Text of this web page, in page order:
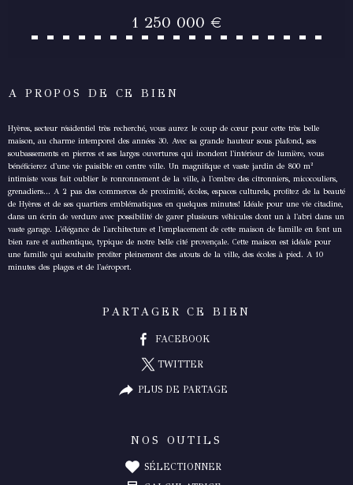
1 250 000 €
A PROPOS DE CE BIEN
Hyères, secteur résidentiel très recherché, vous aurez le coup de cœur pour cette très belle
maison, au charme intemporel des années 30. Avec sa grande hauteur sous plafond, ses
soubassements en pierres et ses larges ouvertures qui inondent l'intérieur de lumière, vous
bénéficierez d'une vie paisible en centre ville. Un magnifique et vaste jardin de 800 m²
intimiste vous fait oublier le ronronnement de la ville, à l'ombre des citronniers, micocouliers,
grenadiers... A 2 pas des commerces de proximité, écoles, espaces culturels, profitez de la beauté
de Hyères et de ses quartiers emblématiques en quelques minutes! Idéale pour une vie citadine,
dans un écrin de verdure avec possibilité de garer plusieurs véhicules dont un à l'abri dans un
vaste garage. L'élégance de l'architecture et l'emplacement de cette maison de famille en font un
bien rare et authentique, typique de notre belle cité provençale. Cette maison est idéale pour
une famille qui souhaite profiter pleinement des atouts de la ville, des écoles à pied. A 10
minutes des plages et de l'aéroport.
PARTAGER CE BIEN
FACEBOOK
TWITTER
PLUS DE PARTAGE
NOS OUTILS
SÉLECTIONNER